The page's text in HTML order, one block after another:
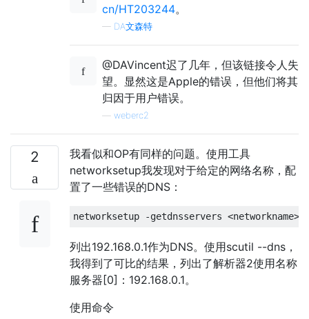
cn/HT203244。
— DA文森特
@DAVincent迟了几年，但该链接令人失
望。显然这是Apple的错误，但他们将其
归因于用户错误。
weberc2
2
我看似和OP有同样的问题。使用工具
networksetup我发现对于给定的网络名称，配
置了一些错误的DNS：
列出192.168.0.1作为DNS。使用scutil --dns，
我得到了可比的结果，列出了解析器2使用名称
服务器[0]：192.168.0.1。
使用命令